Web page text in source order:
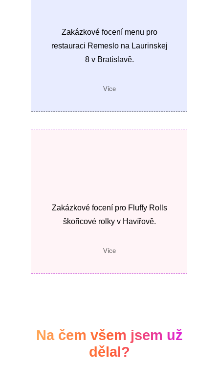
Zakázkové focení menu pro
restauraci Remeslo na Laurinskej
8 v Bratislavě.
Více
Zakázkové focení pro Fluffy Rolls
škořicové rolky v Havířově.
Více
Na čem všem jsem už
dělal?